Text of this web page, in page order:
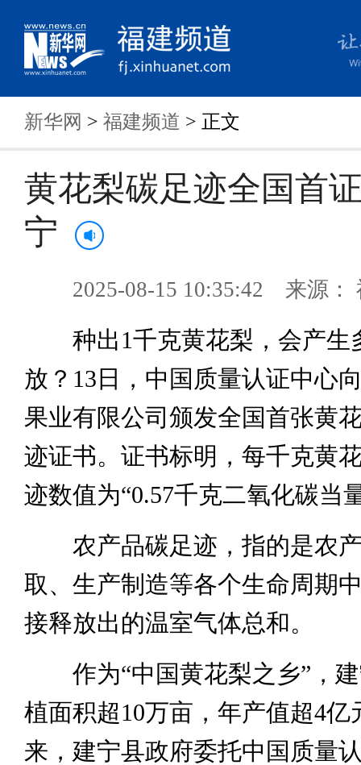
新华网 > 福建频道 > 正文
黄花梨碳足迹全国首
宁
2025-08-15 10:35:42 来源：
种出1千克黄花梨，会产生
放？13日，中国质量认证中心
果业有限公司颁发全国首张黄
迹证书。证书标明，每千克黄
迹数值为“0.57千克二氧化碳当
农产品碳足迹，指的是农产
取、生产制造等各个生命周期
接释放出的温室气体总和。
作为“中国黄花梨之乡”，建
植面积超10万亩，年产值超4亿
来，建宁县政府委托中国质量